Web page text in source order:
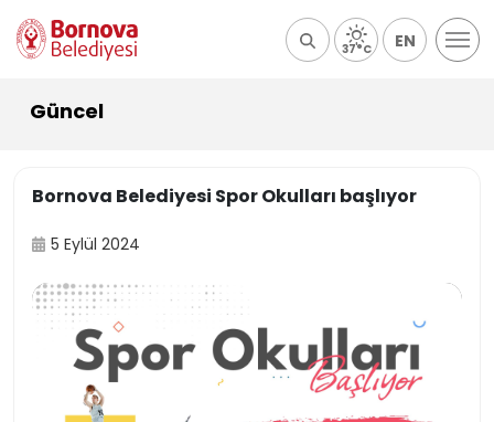
37°C EN
Güncel
Bornova Belediyesi Spor Okulları başlıyor
5 Eylül 2024